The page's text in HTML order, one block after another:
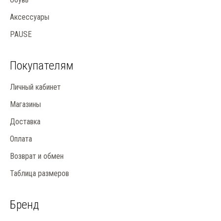
Аксессуары
PAUSE
Покупателям
Личный кабинет
Магазины
Доставка
Оплата
Возврат и обмен
Таблица размеров
Бренд